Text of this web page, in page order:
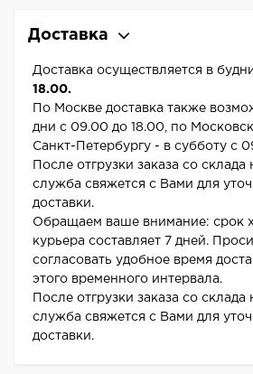
Доставка
Доставка осуществляется в
18.00.
По Москве доставка также
дни с 09.00 до 18.00, по
Санкт-Петербургу - в субботу с
После отгрузки заказа со
служба свяжется с Вами для
доставки.
Обращаем ваше внимание: срок
курьера составляет 7 дней.
согласовать удобное время
этого временного интервала.
После отгрузки заказа со
служба свяжется с Вами для
доставки.